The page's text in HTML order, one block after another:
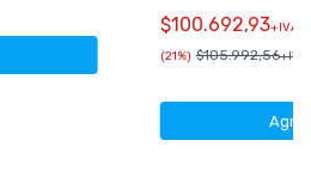
$100.692,93+IVA
(21%) $105.992,56+IVA